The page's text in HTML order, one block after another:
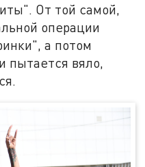
От той самой,
операции
а потом
пытается вяло,